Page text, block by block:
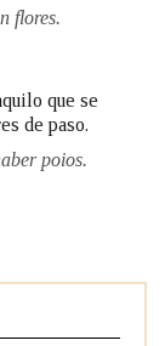
flores.
que se
de paso.
poios.